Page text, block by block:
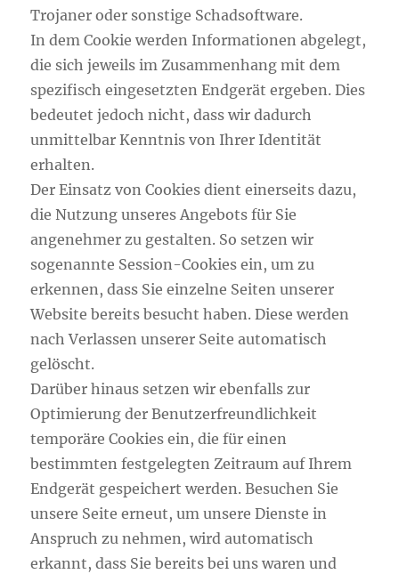
Trojaner oder sonstige Schadsoftware.
In dem Cookie werden Informationen abgelegt,
die sich jeweils im Zusammenhang mit dem
spezifisch eingesetzten Endgerät ergeben. Dies
bedeutet jedoch nicht, dass wir dadurch
unmittelbar Kenntnis von Ihrer Identität
erhalten.
Der Einsatz von Cookies dient einerseits dazu,
die Nutzung unseres Angebots für Sie
angenehmer zu gestalten. So setzen wir
sogenannte Session-Cookies ein, um zu
erkennen, dass Sie einzelne Seiten unserer
Website bereits besucht haben. Diese werden
nach Verlassen unserer Seite automatisch
gelöscht.
Darüber hinaus setzen wir ebenfalls zur
Optimierung der Benutzerfreundlichkeit
temporäre Cookies ein, die für einen
bestimmten festgelegten Zeitraum auf Ihrem
Endgerät gespeichert werden. Besuchen Sie
unsere Seite erneut, um unsere Dienste in
Anspruch zu nehmen, wird automatisch
erkannt, dass Sie bereits bei uns waren und